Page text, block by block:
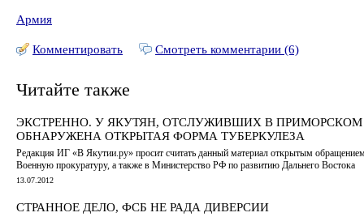
Армия
Комментировать Смотреть комментарии (6)
Читайте также
ЭКСТРЕННО. У ЯКУТЯН, ОТСЛУЖИВШИХ В ПРИМОРСКОМ
ОБНАРУЖЕНА ОТКРЫТАЯ ФОРМА ТУБЕРКУЛЕЗА
Редакция ИГ «В Якутии.ру» просит считать данный материал открытым
Военную прокуратуру, а также в Министерство РФ по развитию Дальнего Востока
13.07.2012
СТРАННОЕ ДЕЛО, ФСБ НЕ РАДА ДИВЕРСИИ